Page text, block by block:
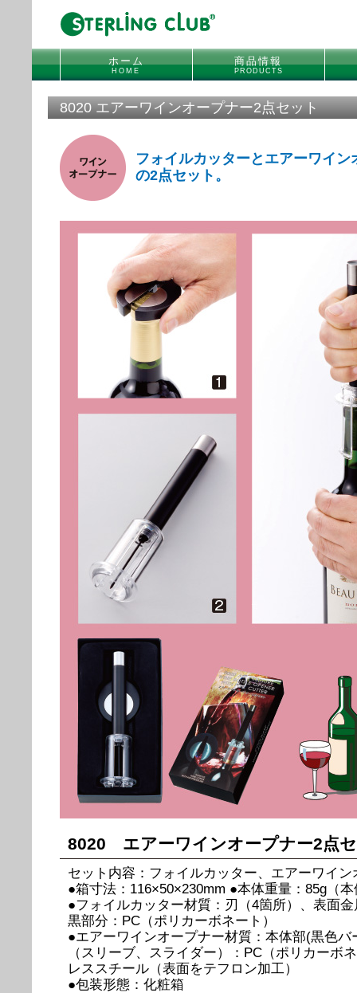
ホーム
HOME
商品情報
PRODUCTS
8020 エアーワインオープナー2点セット
フォイルカッターとエアーワイン
の2点セット。
8020 エアーワインオープナー2点
セット内容：フォイルカッター、エアーワイン
●箱寸法：116×50×230mm ●本体重量：85g（
●フォイルカッター材質：刃（4箇所）、表面
黒部分：PC（ポリカーボネート）
●エアーワインオープナー材質：本体部(黒色
（スリーブ、スライダー）：PC（ポリカーボ
レススチール（表面をテフロン加工）
●包装形態：化粧箱